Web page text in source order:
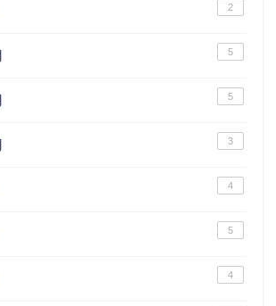
2
5
5
3
4
5
4